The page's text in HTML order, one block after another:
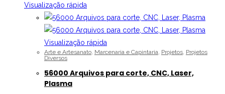
Visualização rápida
Visualização rápida
Arte e Artesanato, Marcenaria e Capintaria, Projetos, Projetos
Diversos
56000 Arquivos para corte, CNC, Laser,
Plasma